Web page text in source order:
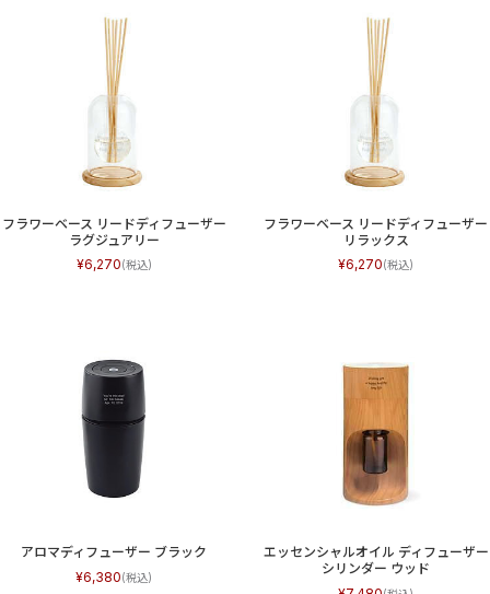
フラワーベース リードディフューザー
ラグジュアリー
6,270
フラワーベース リードディフューザー
リラックス
6,270
アロマディフューザー ブラック
6,380
エッセンシャルオイル ディフューザー
シリンダー ウッド